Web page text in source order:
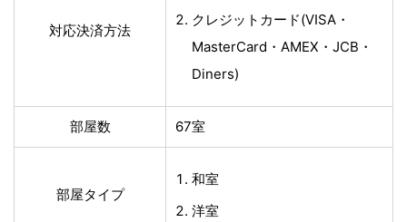
対応決済方法
クレジットカード(VISA・
MasterCard・AMEX・JCB・
Diners)
部屋数 67室
部屋タイプ
和室
洋室